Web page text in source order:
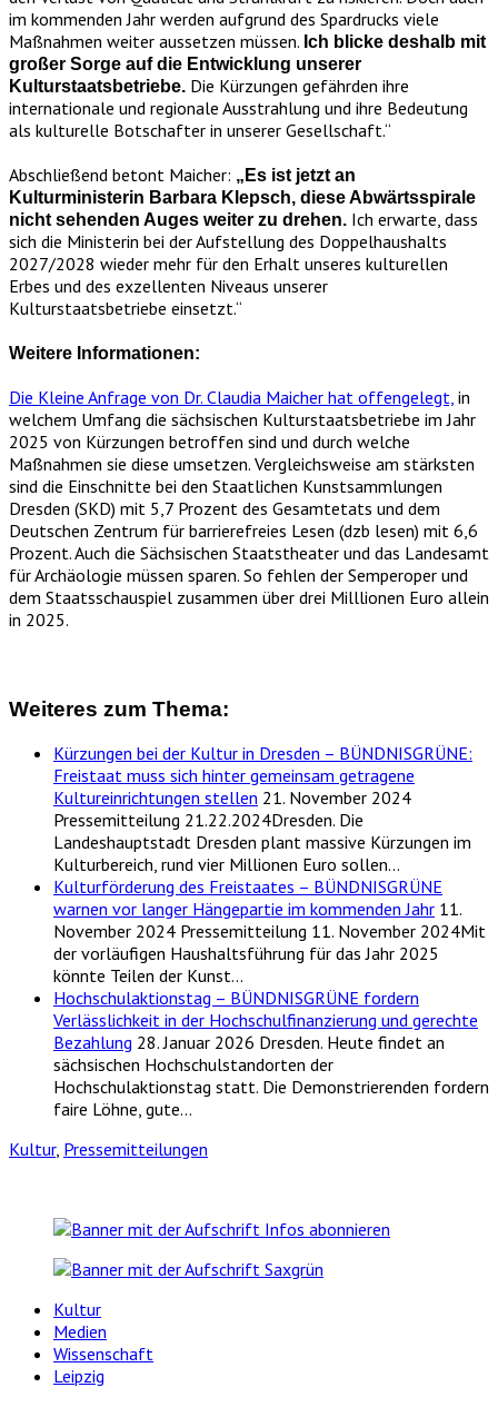
im kommenden Jahr werden aufgrund des Spardrucks viele
Maßnahmen weiter aussetzen müssen. Ich blicke deshalb mit
großer Sorge auf die Entwicklung unserer
Kulturstaatsbetriebe. Die Kürzungen gefährden ihre
internationale und regionale Ausstrahlung und ihre Bedeutung
als kulturelle Botschafter in unserer Gesellschaft.“
Abschließend betont Maicher: „Es ist jetzt an
Kulturministerin Barbara Klepsch, diese Abwärtsspirale
nicht sehenden Auges weiter zu drehen. Ich erwarte, dass
sich die Ministerin bei der Aufstellung des Doppelhaushalts
2027/2028 wieder mehr für den Erhalt unseres kulturellen
Erbes und des exzellenten Niveaus unserer
Kulturstaatsbetriebe einsetzt.“
Weitere Informationen:
Die Kleine Anfrage von Dr. Claudia Maicher hat offengelegt, in
welchem Umfang die sächsischen Kulturstaatsbetriebe im Jahr
2025 von Kürzungen betroffen sind und durch welche
Maßnahmen sie diese umsetzen. Vergleichsweise am stärksten
sind die Einschnitte bei den Staatlichen Kunstsammlungen
Dresden (SKD) mit 5,7 Prozent des Gesamtetats und dem
Deutschen Zentrum für barrierefreies Lesen (dzb lesen) mit 6,6
Prozent. Auch die Sächsischen Staatstheater und das Landesamt
für Archäologie müssen sparen. So fehlen der Semperoper und
dem Staatsschauspiel zusammen über drei Milllionen Euro allein
in 2025.
Weiteres zum Thema:
Kürzungen bei der Kultur in Dresden – BÜNDNISGRÜNE:
Freistaat muss sich hinter gemeinsam getragene
Kultureinrichtungen stellen 21. November 2024
Pressemitteilung 21.22.2024Dresden. Die
Landeshauptstadt Dresden plant massive Kürzungen im
Kulturbereich, rund vier Millionen Euro sollen…
Kulturförderung des Freistaates – BÜNDNISGRÜNE
warnen vor langer Hängepartie im kommenden Jahr 11.
November 2024 Pressemitteilung 11. November 2024Mit
der vorläufigen Haushaltsführung für das Jahr 2025
könnte Teilen der Kunst…
Hochschulaktionstag – BÜNDNISGRÜNE fordern
Verlässlichkeit in der Hochschulfinanzierung und gerechte
Bezahlung 28. Januar 2026 Dresden. Heute findet an
sächsischen Hochschulstandorten der
Hochschulaktionstag statt. Die Demonstrierenden fordern
faire Löhne, gute…
Kultur, Pressemitteilungen
Kultur
Medien
Wissenschaft
Leipzig